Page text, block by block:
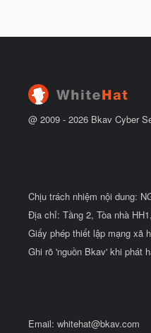
@ 2009 - 2026 Bkav Cyber
Chịu trách nhiệm nội dung:
Địa chỉ: Tầng 2, Tòa nhà
Giấy phép thiết lập mạng xã
Ghi rõ 'nguồn Bkav' khi phát
Email: whitehat@bkav.com